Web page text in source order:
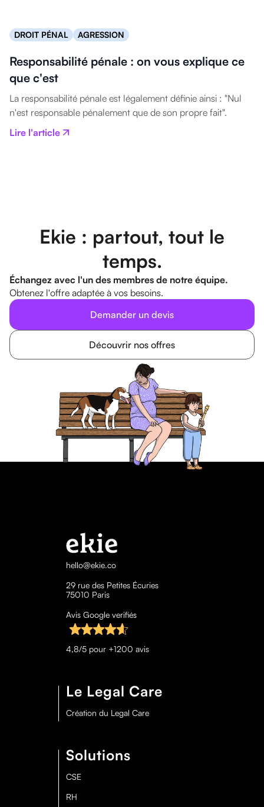
DROIT PÉNAL AGRESSION
Responsabilité pénale : on vous explique ce
que c'est
La responsabilité pénale est légalement définie ainsi : "Nul
n'est responsable pénalement que de son propre fait".
Lire l'article
Ekie : partout, tout le
temps.
Échangez avec l'un des membres de notre équipe.
Obtenez l'offre adaptée à vos besoins.
Demander un devis
Découvrir nos offres
hello@ekie.co
29 rue des Petites Écuries
75010 Paris
Avis Google verifiés
4,8/5 pour +1200 avis
Le Legal Care
Création du Legal Care
Solutions
CSE
RH